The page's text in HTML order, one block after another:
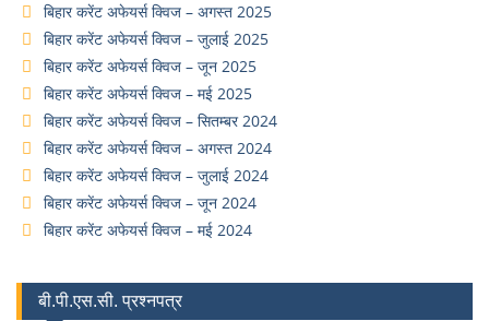
बिहार करेंट अफेयर्स क्विज – अगस्त 2025
बिहार करेंट अफेयर्स क्विज – जुलाई 2025
बिहार करेंट अफेयर्स क्विज – जून 2025
बिहार करेंट अफेयर्स क्विज – मई 2025
बिहार करेंट अफेयर्स क्विज – सितम्बर 2024
बिहार करेंट अफेयर्स क्विज – अगस्त 2024
बिहार करेंट अफेयर्स क्विज – जुलाई 2024
बिहार करेंट अफेयर्स क्विज – जून 2024
बिहार करेंट अफेयर्स क्विज – मई 2024
बी.पी.एस.सी. प्रश्नपत्र